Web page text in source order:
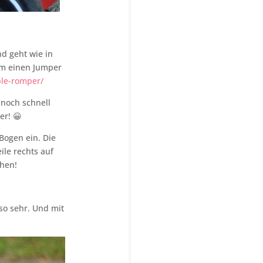
geht wie in
einen Jumper
romper/
schnell
😀
ein. Die
rechts auf
sehr. Und mit